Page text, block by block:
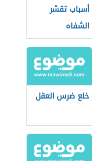
أسباب تقشر
الشفاه
خلع ضرس العقل